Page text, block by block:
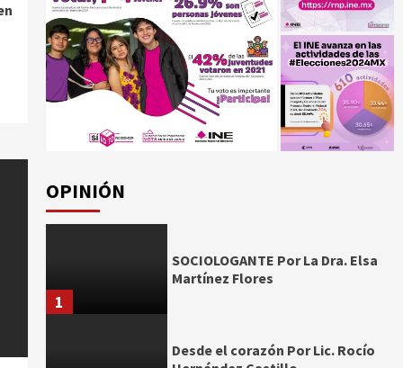
OPINIÓN
1
SOCIOLOGANTE Por La Dra. Elsa
Martínez Flores
Desde el corazón Por Lic. Rocío